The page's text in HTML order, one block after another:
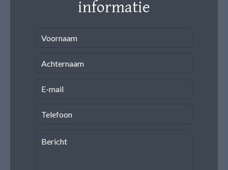
informatie